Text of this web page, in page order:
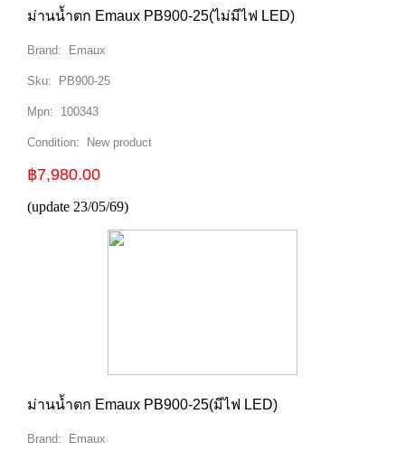
ม่านน้ำตก Emaux PB900-25(ไม่มีไฟ LED)
Brand: Emaux
Sku: PB900-25
Mpn: 100343
Condition: New product
฿7,980.00
(update 23/05/69)
ม่านน้ำตก Emaux PB900-25(มีไฟ LED)
Brand: Emaux